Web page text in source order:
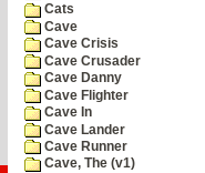
Cats
Cave
Cave Crisis
Cave Crusader
Cave Danny
Cave Flighter
Cave In
Cave Lander
Cave Runner
Cave, The (v1)